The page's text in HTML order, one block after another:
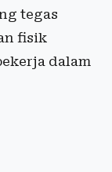
tegas
fisik
dalam